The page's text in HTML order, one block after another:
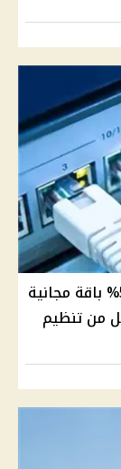
تعويضات اضافية بعد حريق رمسيس.. 50% باقة مجانية
من تنظيم